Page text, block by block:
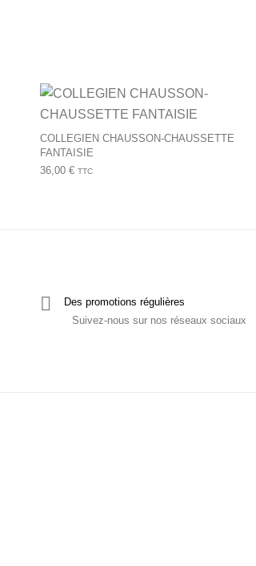
COLLEGIEN CHAUSSON-CHAUSSETTE
FANTAISIE
36,00 € TTC
Des promotions régulières
Suivez-nous sur nos réseaux sociaux